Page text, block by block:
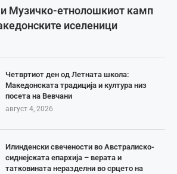
Музичко-етнолошкиот камп
иселеници
Четвртиот ден од Летната школа:
Македонската традиција и култура низ
посета на Вевчани
август 4, 2026
Илинденски свечености во Австралиско-
сиднејската епархија – верата и
татковината неразделни во срцето на